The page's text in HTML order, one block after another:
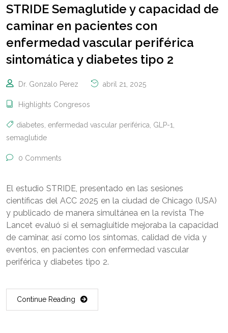
STRIDE Semaglutide y capacidad de
caminar en pacientes con
enfermedad vascular periférica
sintomática y diabetes tipo 2
Dr. Gonzalo Perez abril 21, 2025
Highlights Congresos
diabetes enfermedad vascular periférica GLP-1
semaglutide
0 Comments
El estudio STRIDE, presentado en las sesiones
científicas del ACC 2025 en la ciudad de Chicago (USA)
y publicado de manera simultánea en la revista The
Lancet evaluó si el semagluitide mejoraba la capacidad
de caminar, así como los síntomas, calidad de vida y
eventos, en pacientes con enfermedad vascular
periférica y diabetes tipo 2.
Continue Reading